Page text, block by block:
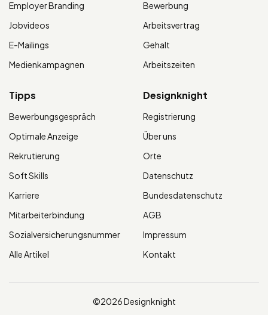
Employer Branding
Jobvideos
E-Mailings
Medienkampagnen
Bewerbung
Arbeitsvertrag
Gehalt
Arbeitszeiten
Tipps
Bewerbungsgespräch
Optimale Anzeige
Rekrutierung
Soft Skills
Karriere
Mitarbeiterbindung
Sozialversicherungsnummer
Alle Artikel
Designknight
Registrierung
Über uns
Orte
Datenschutz
Bundesdatenschutz
AGB
Impressum
Kontakt
©2026 Designknight